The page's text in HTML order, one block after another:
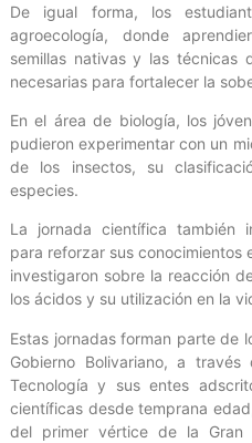
De igual forma, los
agroecología, donde
semillas nativas y las técnicas
necesarias para fortalecer la
En el área de biología, los
pudieron experimentar con un
de los insectos, su
especies.
La jornada científica también
para reforzar sus conocimientos
investigaron sobre la reacción
los ácidos y su utilización en la
Estas jornadas forman parte de
Gobierno Bolivariano, a
Tecnología y sus entes
científicas desde temprana
del primer vértice de la Gran